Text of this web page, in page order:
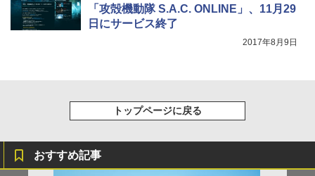
「攻殻機動隊 S.A.C. ONLINE」、11月29
日にサービス終了
2017年8月9日
トップページに戻る
おすすめ記事